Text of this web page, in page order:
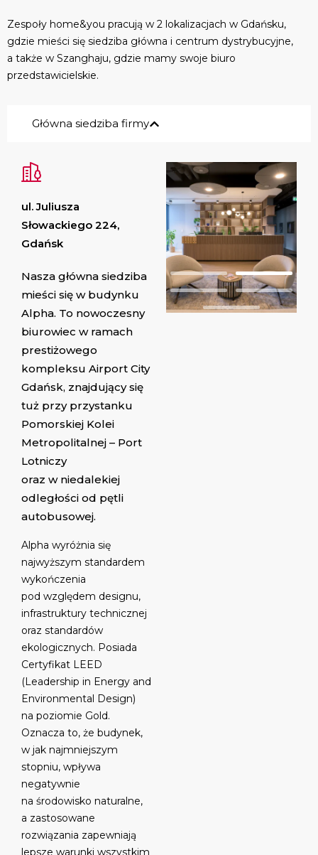
Zespoły home&you pracują w 2 lokalizacjach w Gdańsku,
gdzie mieści się siedziba główna i centrum dystrybucyjne,
a także w Szanghaju, gdzie mamy swoje biuro
przedstawicielskie.
Główna siedziba firmy
ul. Juliusza
Słowackiego 224,
Gdańsk
Nasza główna siedziba
mieści się w budynku
Alpha. To nowoczesny
biurowiec w ramach
prestiżowego
kompleksu Airport City
Gdańsk, znajdujący się
tuż przy przystanku
Pomorskiej Kolei
Metropolitalnej – Port
Lotniczy
oraz w niedalekiej
odległości od pętli
autobusowej.
Alpha wyróżnia się
najwyższym standardem
wykończenia
pod względem designu,
infrastruktury technicznej
oraz standardów
ekologicznych. Posiada
Certyfikat LEED
(Leadership in Energy and
Environmental Design)
na poziomie Gold.
Oznacza to, że budynek,
w jak najmniejszym
stopniu, wpływa
negatywnie
na środowisko naturalne,
a zastosowane
rozwiązania zapewniają
lepsze warunki wszystkim